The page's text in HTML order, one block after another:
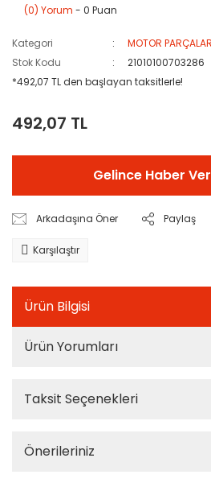
(0) Yorum - 0 Puan
Kategori
MOTOR
Stok Kodu
21010100703286
*492,07 TL den başlayan taksitlerle!
492,07 TL
Gelince Haber Ver
Arkadaşına Öner Paylaş
Karşılaştır
Ürün Bilgisi
Ürün Yorumları
Taksit Seçenekleri
Önerileriniz